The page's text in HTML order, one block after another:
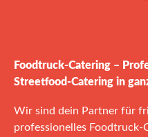
Foodtruck‑Catering –
Streetfood‑Catering in
Wir sind dein Partner für
professionelles